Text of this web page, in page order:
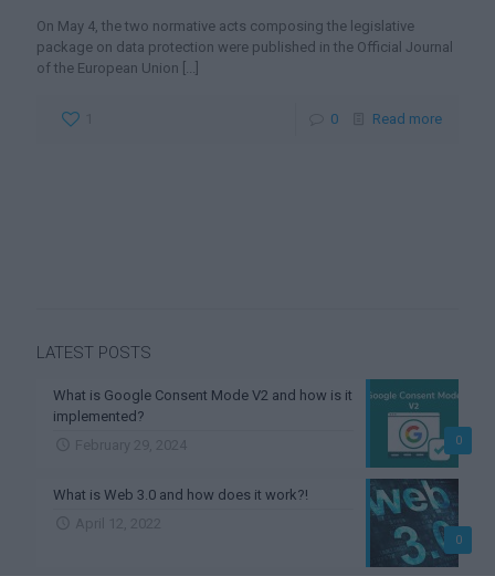
On May 4, the two normative acts composing the legislative
package on data protection were published in the Official Journal
of the European Union [...]
0 Read more
LATEST POSTS
0
What is Google Consent Mode V2 and how is it
implemented?
0
What is Web 3.0 and how does it work?!